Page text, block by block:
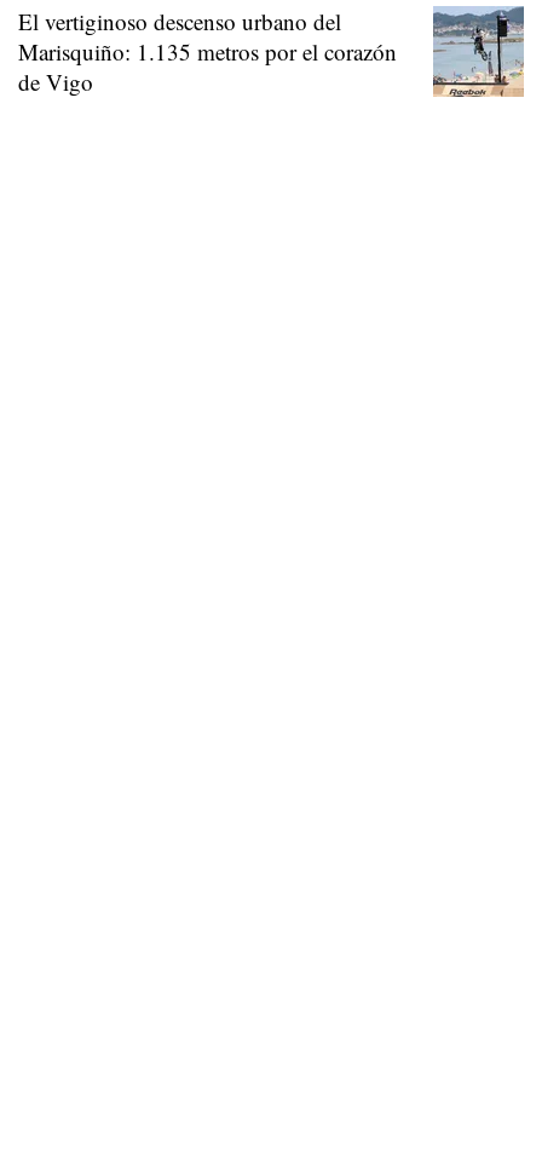
El vertiginoso descenso urbano del
Marisquiño: 1.135 metros por el corazón
de Vigo